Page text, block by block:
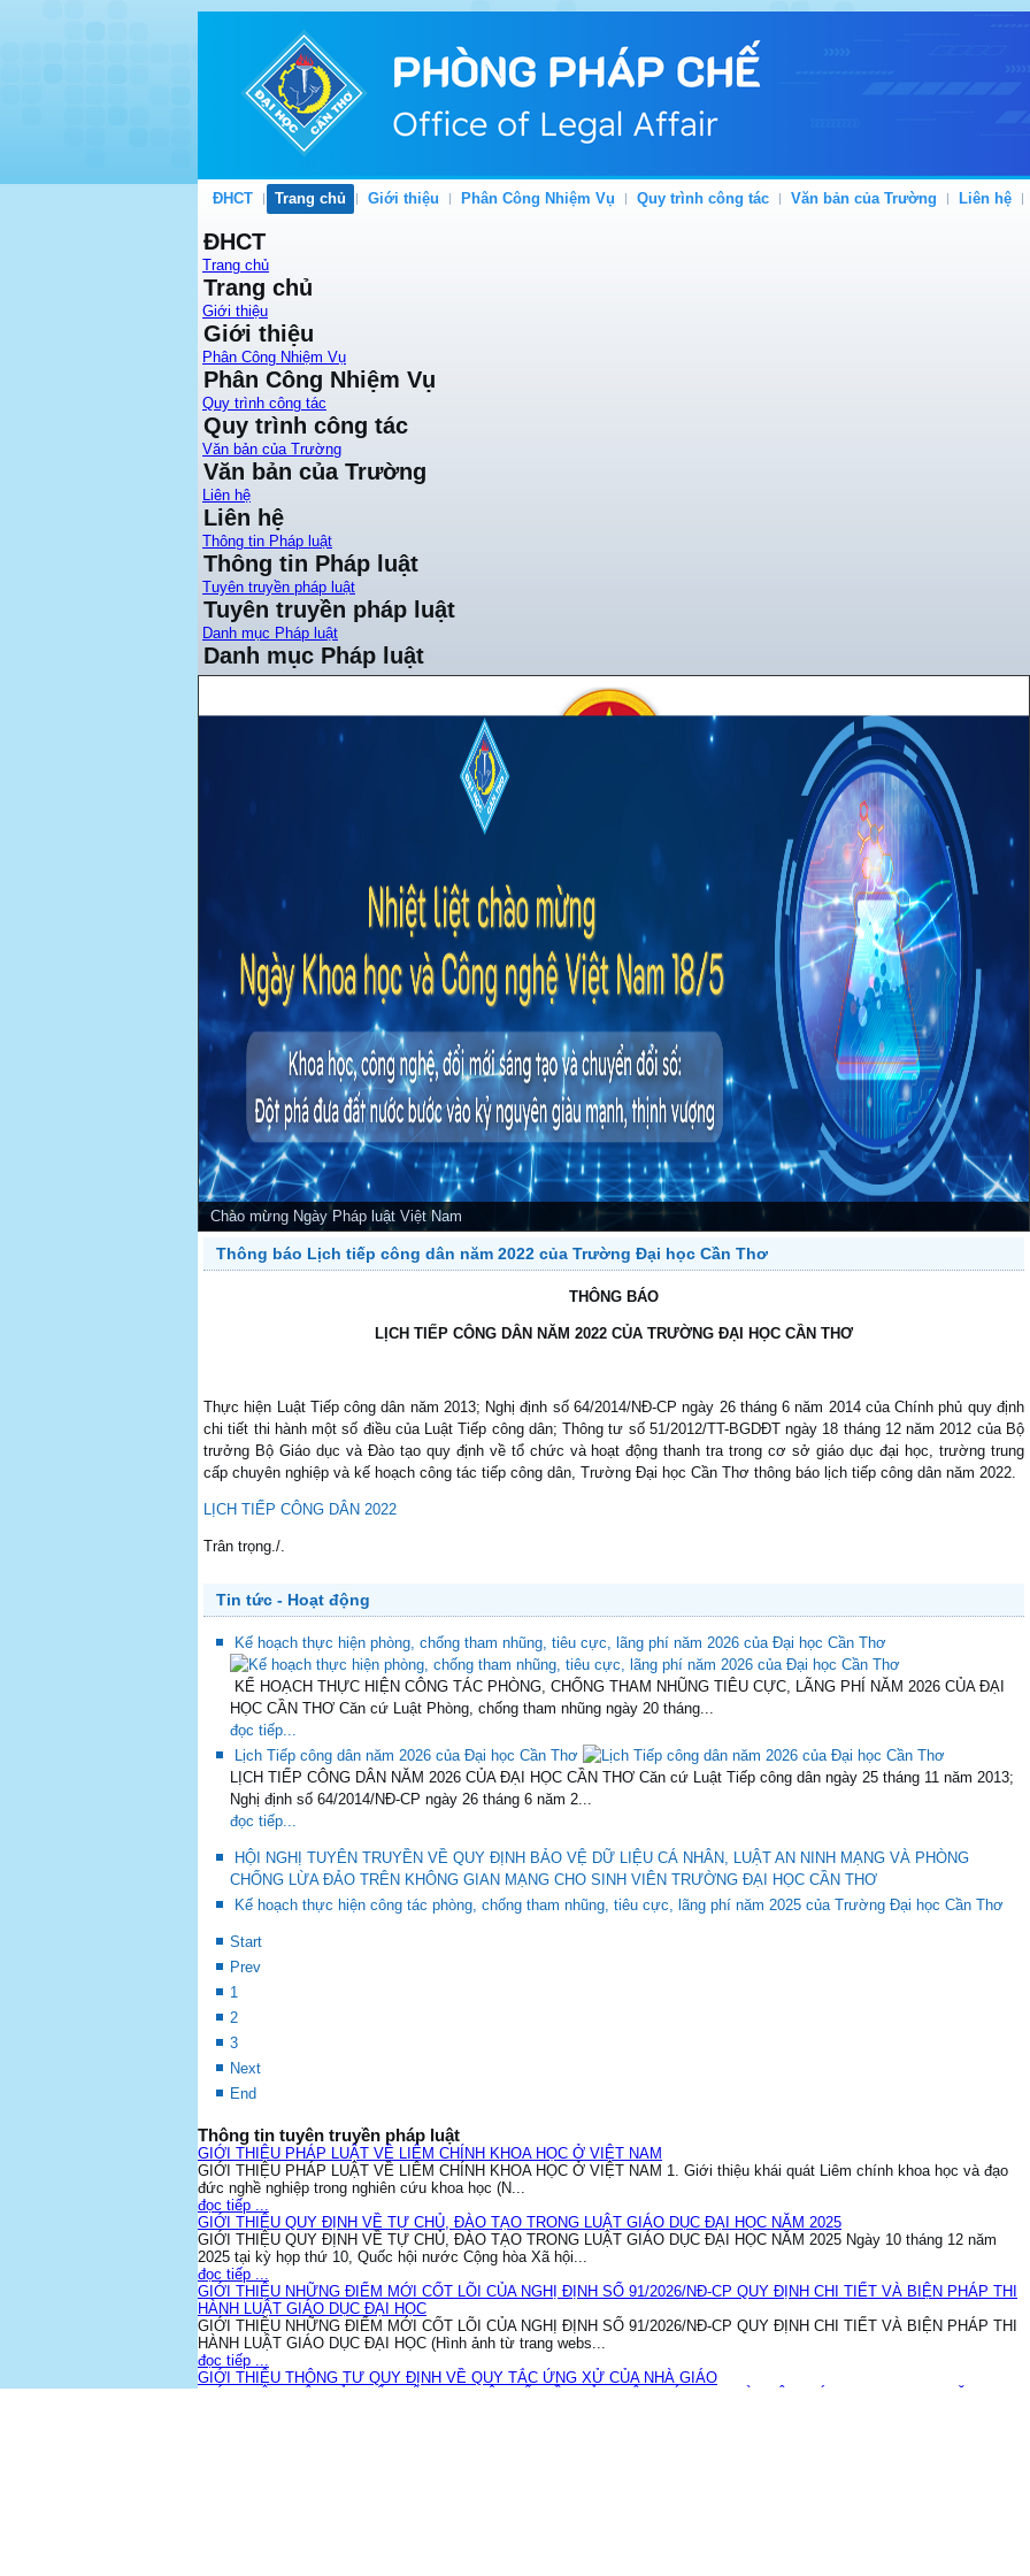
ĐHCT Trang chủ Giới thiệu Phân Công Nhiệm Vụ Quy trình công tác Văn bản của Trường Liên hệ
ĐHCT
Trang chủ
Trang chủ
Giới thiệu
Giới thiệu
Phân Công Nhiệm Vụ
Phân Công Nhiệm Vụ
Quy trình công tác
Quy trình công tác
Văn bản của Trường
Văn bản của Trường
Liên hệ
Liên hệ
Thông tin Pháp luật
Thông tin Pháp luật
Tuyên truyền pháp luật
Tuyên truyền pháp luật
Danh mục Pháp luật
Danh mục Pháp luật
Chào mừng Ngày Pháp luật Việt Nam
Thông báo Lịch tiếp công dân năm 2022 của Trường Đại học Cần Thơ
THÔNG BÁO
LỊCH TIẾP CÔNG DÂN NĂM 2022 CỦA TRƯỜNG ĐẠI HỌC CẦN THƠ
Thực hiện Luật Tiếp công dân năm 2013; Nghị định số 64/2014/NĐ-CP ngày 26 tháng 6 năm 2014 của Chính phủ quy định
chi tiết thi hành một số điều của Luật Tiếp công dân; Thông tư số 51/2012/TT-BGDĐT ngày 18 tháng 12 năm 2012 của Bộ
trưởng Bộ Giáo dục và Đào tạo quy định về tổ chức và hoạt động thanh tra trong cơ sở giáo dục đại học, trường trung
cấp chuyên nghiệp và kế hoạch công tác tiếp công dân, Trường Đại học Cần Thơ thông báo lịch tiếp công dân năm 2022.
LỊCH TIẾP CÔNG DÂN 2022
Trân trọng./.
Tin tức - Hoạt động
Kế hoạch thực hiện phòng, chống tham nhũng, tiêu cực, lãng phí năm 2026 của Đại học Cần Thơ
KẾ HOẠCH THỰC HIỆN CÔNG TÁC PHÒNG, CHỐNG THAM NHŨNG TIÊU CỰC, LÃNG PHÍ NĂM 2026 CỦA ĐẠI
HỌC CẦN THƠ Căn cứ Luật Phòng, chống tham nhũng ngày 20 tháng...
đọc tiếp...
Lịch Tiếp công dân năm 2026 của Đại học Cần Thơ
LỊCH TIẾP CÔNG DÂN NĂM 2026 CỦA ĐẠI HỌC CẦN THƠ Căn cứ Luật Tiếp công dân ngày 25 tháng 11 năm 2013;
Nghị định số 64/2014/NĐ-CP ngày 26 tháng 6 năm 2...
đọc tiếp...
HỘI NGHỊ TUYÊN TRUYỀN VỀ QUY ĐỊNH BẢO VỆ DỮ LIỆU CÁ NHÂN, LUẬT AN NINH MẠNG VÀ PHÒNG
CHỐNG LỪA ĐẢO TRÊN KHÔNG GIAN MẠNG CHO SINH VIÊN TRƯỜNG ĐẠI HỌC CẦN THƠ
Kế hoạch thực hiện công tác phòng, chống tham nhũng, tiêu cực, lãng phí năm 2025 của Trường Đại học Cần Thơ
Start
Prev
1
2
3
Next
End
Thông tin tuyên truyền pháp luật
GIỚI THIỆU PHÁP LUẬT VỀ LIÊM CHÍNH KHOA HỌC Ở VIỆT NAM
GIỚI THIỆU PHÁP LUẬT VỀ LIÊM CHÍNH KHOA HỌC Ở VIỆT NAM 1. Giới thiệu khái quát Liêm chính khoa học và đạo
đức nghề nghiệp trong nghiên cứu khoa học (N...
đọc tiếp ...
GIỚI THIỆU QUY ĐỊNH VỀ TỰ CHỦ, ĐÀO TẠO TRONG LUẬT GIÁO DỤC ĐẠI HỌC NĂM 2025
GIỚI THIỆU QUY ĐỊNH VỀ TỰ CHỦ, ĐÀO TẠO TRONG LUẬT GIÁO DỤC ĐẠI HỌC NĂM 2025 Ngày 10 tháng 12 năm
2025 tại kỳ họp thứ 10, Quốc hội nước Cộng hòa Xã hội...
đọc tiếp ...
GIỚI THIỆU NHỮNG ĐIỂM MỚI CỐT LÕI CỦA NGHỊ ĐỊNH SỐ 91/2026/NĐ-CP QUY ĐỊNH CHI TIẾT VÀ BIỆN PHÁP THI
HÀNH LUẬT GIÁO DỤC ĐẠI HỌC
GIỚI THIỆU NHỮNG ĐIỂM MỚI CỐT LÕI CỦA NGHỊ ĐỊNH SỐ 91/2026/NĐ-CP QUY ĐỊNH CHI TIẾT VÀ BIỆN PHÁP THI
HÀNH LUẬT GIÁO DỤC ĐẠI HỌC (Hình ảnh từ trang webs...
đọc tiếp ...
GIỚI THIỆU THÔNG TƯ QUY ĐỊNH VỀ QUY TẮC ỨNG XỬ CỦA NHÀ GIÁO